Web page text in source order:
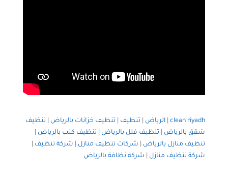
clean riyadh
| الرياض تنظيف تنظيف خزانات بالرياض
تنظيف
شقق بالرياض
تنظيف فلل بالرياض تنظيف كنب بالرياض
تنظيف منازل بالرياض
شركات تنظيف منازل شركة تنظيف
شركة تنظيف منازل
شركة نظافة بالرياض